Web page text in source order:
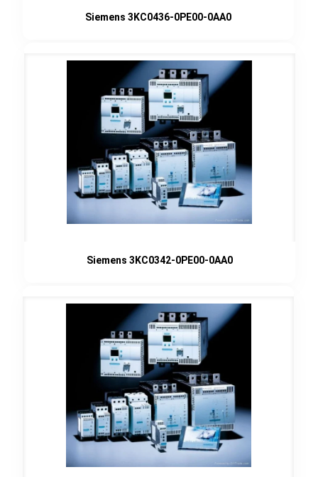
Siemens 3KC0436-0PE00-0AA0
Siemens 3KC0342-0PE00-0AA0